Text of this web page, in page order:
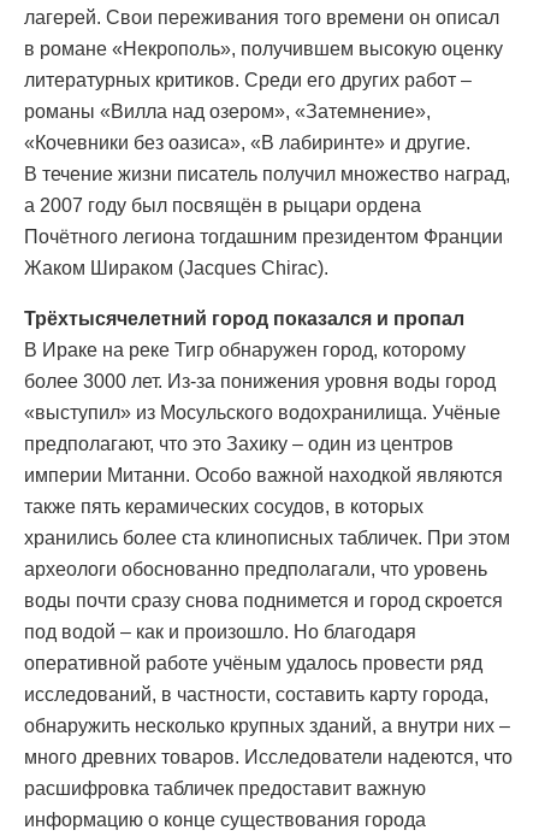
лагерей. Свои переживания того времени он описал
в романе «Некрополь», получившем высокую оценку
литературных критиков. Среди его других работ –
романы «Вилла над озером», «Затемнение»,
«Кочевники без оазиса», «В лабиринте» и другие.
В течение жизни писатель получил множество наград,
а 2007 году был посвящён в рыцари ордена
Почётного легиона тогдашним президентом Франции
Жаком Шираком (Jacques Chirac).
Трёхтысячелетний город показался и пропал
В Ираке на реке Тигр обнаружен город, которому
более 3000 лет. Из-за понижения уровня воды город
«выступил» из Мосульского водохранилища. Учёные
предполагают, что это Захику – один из центров
империи Митанни. Особо важной находкой являются
также пять керамических сосудов, в которых
хранились более ста клинописных табличек. При этом
археологи обоснованно предполагали, что уровень
воды почти сразу снова поднимется и город скроется
под водой – как и произошло. Но благодаря
оперативной работе учёным удалось провести ряд
исследований, в частности, составить карту города,
обнаружить несколько крупных зданий, а внутри них –
много древних товаров. Исследователи надеются, что
расшифровка табличек предоставит важную
информацию о конце существования города